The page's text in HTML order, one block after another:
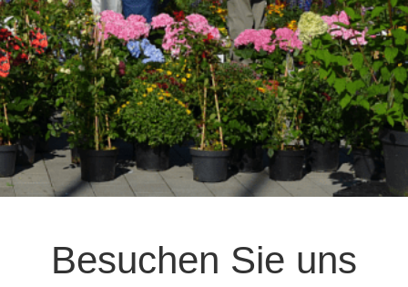
Besuchen Sie uns